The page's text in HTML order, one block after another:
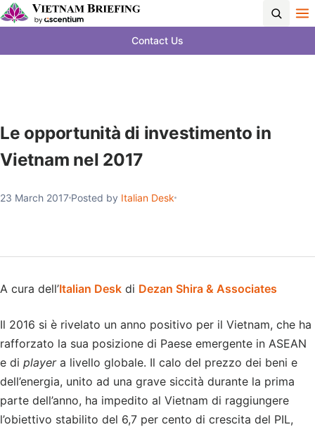
Contact Us
Le opportunità di investimento in
Vietnam nel 2017
23 March 2017 Posted by Italian Desk
A cura dell’Italian Desk di Dezan Shira & Associates
Il 2016 si è rivelato un anno positivo per il Vietnam, che ha
rafforzato la sua posizione di Paese emergente in ASEAN
e di playera livello globale. Il calo del prezzo dei beni e
dell’energia, unito ad una grave siccità durante la prima
parte dell’anno, ha impedito al Vietnam di raggiungere
l’obiettivo stabilito del 6,7 per cento di crescita del PIL,